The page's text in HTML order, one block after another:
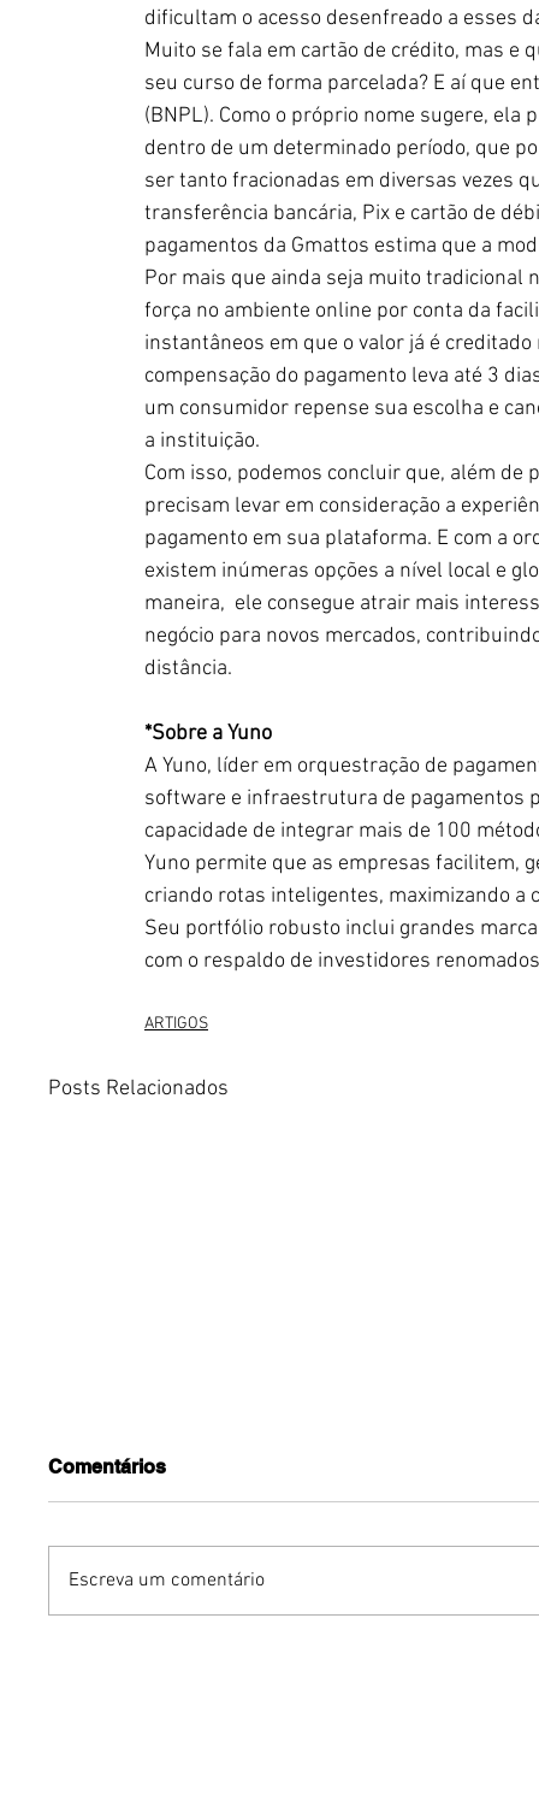
dificultam o acesso desenfreado a esses
Muito se fala em cartão de crédito, mas e
seu curso de forma parcelada? E aí que
(BNPL). Como o próprio nome sugere,
dentro de um determinado período, que
ser tanto fracionadas em diversas vezes
transferência bancária, Pix e cartão de
pagamentos da Gmattos estima que a
Por mais que ainda seja muito tradicional
força no ambiente online por conta da
instantâneos em que o valor já é
compensação do pagamento leva até 3
um consumidor repense sua escolha e
a instituição.
Com isso, podemos concluir que, além
precisam levar em consideração a
pagamento em sua plataforma. E com a
existem inúmeras opções a nível local e
maneira,  ele consegue atrair mais
negócio para novos mercados,
distância.
*Sobre a Yuno
A Yuno, líder em orquestração de
software e infraestrutura de pagamentos
capacidade de integrar mais de 100
Yuno permite que as empresas facilitem,
criando rotas inteligentes, maximizando a
Seu portfólio robusto inclui grandes
com o respaldo de investidores
ARTIGOS
Posts Relacionados
Comentários
Escreva um comentário